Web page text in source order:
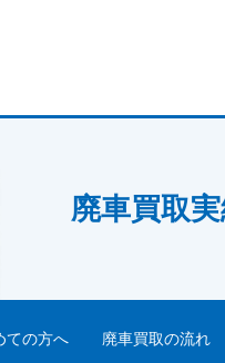
廃車買取
ての方へ 廃車買取の流れ